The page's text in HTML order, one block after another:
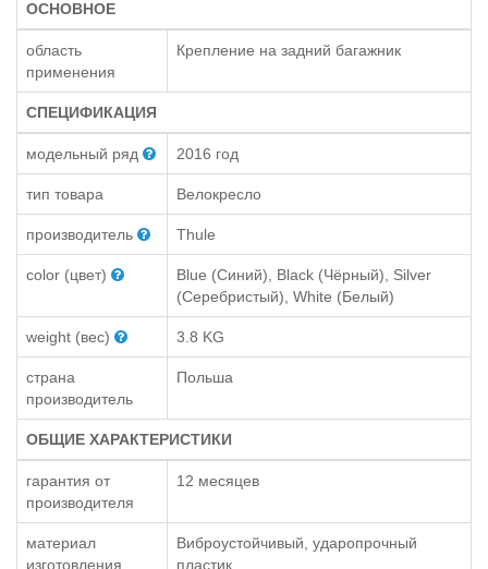
ОСНОВНОЕ
область
применения
Крепление на задний багажник
СПЕЦИФИКАЦИЯ
модельный ряд 2016 год
тип товара Велокресло
производитель Thule
color (цвет)
Blue (Синий), Black (Чёрный), Silver
(Серебристый), White (Белый)
weight (вес) 3.8 KG
страна
производитель
Польша
ОБЩИЕ ХАРАКТЕРИСТИКИ
гарантия от
производителя
12 месяцев
материал
изготовления
Виброустойчивый, ударопрочный
пластик